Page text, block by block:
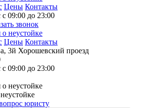
Цены Контакты
с 09:00 до 23:00
звонок
Цены Контакты
3й Хорошевский проезд
с 09:00 до 23:00
юристу